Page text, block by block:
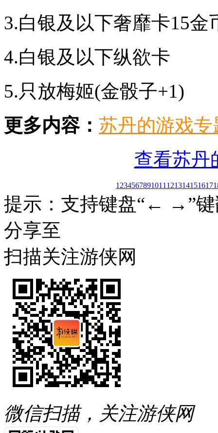
3.白银及以下奢靡卡15金
4.白银及以下纵欲卡
5.只放梅姬(金骰子+1)
更多内容： 苏丹的游戏专
查看苏丹
1 234567891011 121314151617
提示：支持键盘“← →”键
分享至
扫描关注游侠网
微信扫描，关注游侠网